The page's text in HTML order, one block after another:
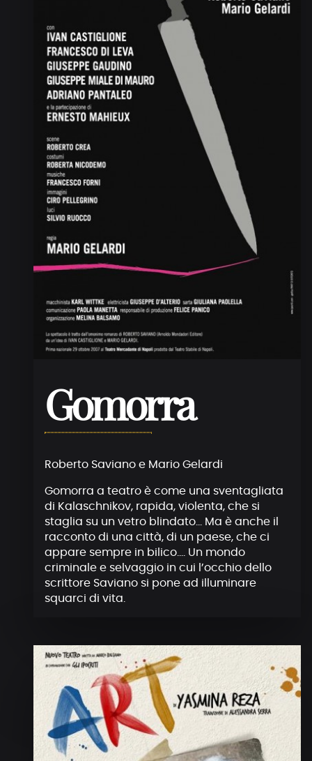
Gomorra
Roberto Saviano e Mario Gelardi
Gomorra a teatro è come una sventagliata
di Kalaschnikov, rapida, violenta, che si
staglia su un vetro blindato… Ma è anche il
racconto di una città, di un paese, che ci
appare sempre in bilico…. Un mondo
criminale e selvaggio in cui l’occhio dello
scrittore Saviano si pone ad illuminare
squarci di vita.